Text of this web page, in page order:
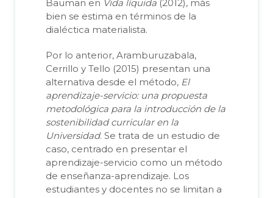
Bauman en Vida líquida (2012), más
bien se estima en términos de la
dialéctica materialista.
Por lo anterior, Aramburuzabala,
Cerrillo y Tello (2015) presentan una
alternativa desde el método, El
aprendizaje-servicio: una propuesta
metodológica para la introducción de la
sostenibilidad curricular en la
Universidad. Se trata de un estudio de
caso, centrado en presentar el
aprendizaje-servicio como un método
de enseñanza-aprendizaje. Los
estudiantes y docentes no se limitan a